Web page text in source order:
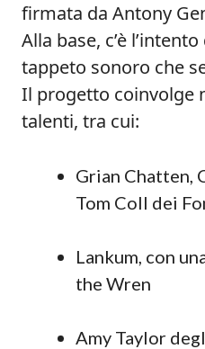
firmata da Antony
Alla base, c’è
tappeto sonoro che
Il progetto coinvolge
talenti, tra cui:
Grian Chatten,
Tom Coll dei
Lankum, con
the Wren
Amy Taylor